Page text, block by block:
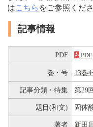
はこちら をご参照くだ
記事情報
PDF PDF
巻・号 13巻
記事分類・特集 第29
題目(和文) 固体
著者 新田